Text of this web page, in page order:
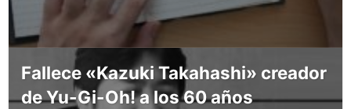
Fallece «Kazuki Takahashi» creador
de Yu-Gi-Oh! a los 60 años